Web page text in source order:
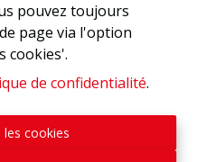
pouvez toujours
page via l'option
cookies'.
de confidentialité.
cookies